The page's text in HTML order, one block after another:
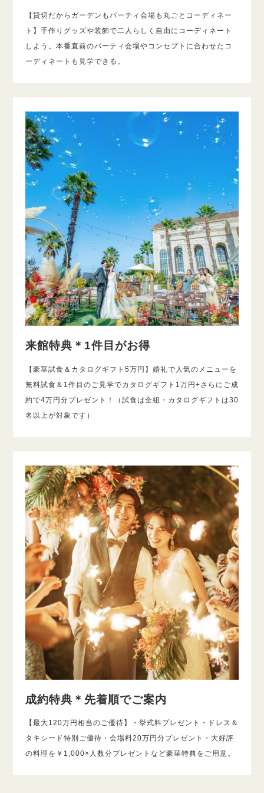
【貸切だからガーデンもパーティ会場も丸ごとコーディネー
ト】手作りグッズや装飾で二人らしく自由にコーディネート
しよう。本番直前のパーティ会場やコンセプトに合わせたコ
ーディネートも見学できる。
来館特典＊1件目がお得
【豪華試食＆カタログギフト5万円】婚礼で人気のメニューを
無料試食＆1件目のご見学でカタログギフト1万円+さらにご成
約で4万円分プレゼント！（試食は全組・カタログギフトは30
名以上が対象です）
成約特典＊先着順でご案内
【最大120万円相当のご優待】・挙式料プレゼント・ドレス＆
タキシード特別ご優待・会場料20万円分プレゼント・大好評
の料理を￥1,000×人数分プレゼントなど豪華特典をご用意。